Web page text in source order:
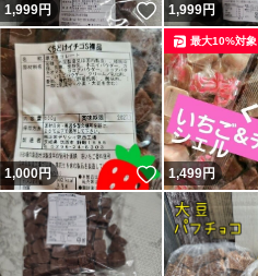
1,999円 いいね！
1,999円
1,000円 いいね！
1,499円
最大10%対象